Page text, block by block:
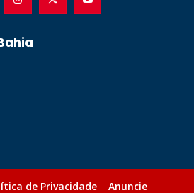
de Privacidade Anuncie